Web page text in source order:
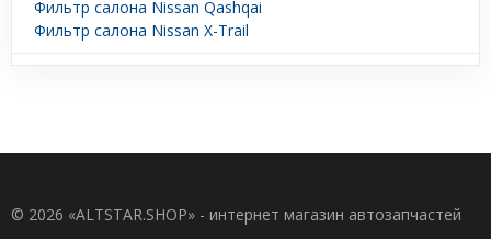
Фильтр салона Nissan Qashqai
Фильтр салона Nissan X-Trail
© 2026 «ALTSTAR.SHOP» - интернет магазин автозапчастей